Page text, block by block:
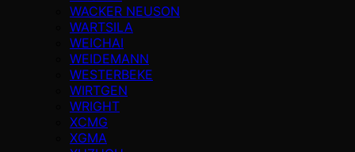
WACKER NEUSON
WARTSILA
WEICHAI
WEIDEMANN
WESTERBEKE
WIRTGEN
WRIGHT
XCMG
XGMA